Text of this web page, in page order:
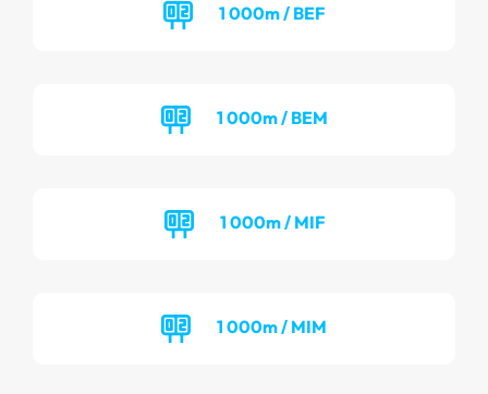
1 000m / BEF
1 000m / BEM
1 000m / MIF
1 000m / MIM